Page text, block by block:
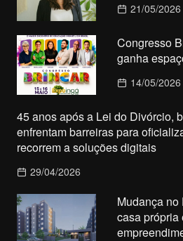
21/05/2026
Congresso
ganha
14/05/2026
45 anos após a Lei do Divórcio,
enfrentam barreiras para
recorrem a soluções digitais
29/04/2026
Mudança
casa própria